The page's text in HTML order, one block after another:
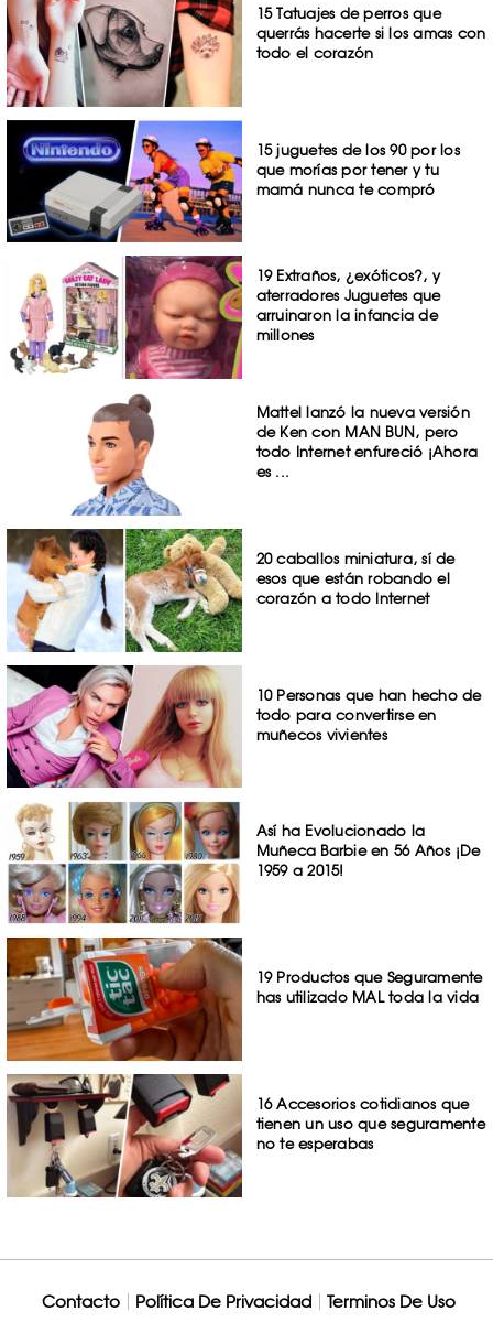
15 Tatuajes de perros que
querrás hacerte si los amas con
todo el corazón
15 juguetes de los 90 por los
que morías por tener y tu
mamá nunca te compró
19 Extraños, ¿exóticos?, y
aterradores Juguetes que
arruinaron la infancia de
millones
Mattel lanzó la nueva versión
de Ken con MAN BUN, pero
todo Internet enfureció ¡Ahora
es ...
20 caballos miniatura, sí de
esos que están robando el
corazón a todo Internet
10 Personas que han hecho de
todo para convertirse en
muñecos vivientes
Así ha Evolucionado la
Muñeca Barbie en 56 Años ¡De
1959 a 2015!
19 Productos que Seguramente
has utilizado MAL toda la vida
16 Accesorios cotidianos que
tienen un uso que seguramente
no te esperabas
Contacto Política De Privacidad Terminos De Uso